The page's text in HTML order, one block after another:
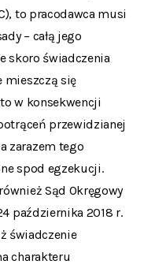
to pracodawca musi
– całą jego
skoro świadczenia
mieszczą się
w konsekwencji
przewidzianej
zarazem tego
spod egzekucji.
Sąd Okręgowy
października 2018 r.
świadczenie
charakteru